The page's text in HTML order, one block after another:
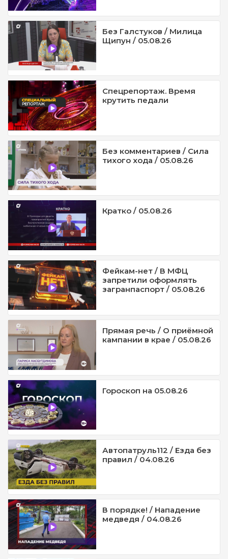
Без Галстуков / Милица
Щипун / 05.08.26
Спецрепортаж. Время
крутить педали
Без комментариев / Сила
тихого хода / 05.08.26
Кратко / 05.08.26
Фейкам-нет / В МФЦ
запретили оформлять
загранпаспорт / 05.08.26
Прямая речь / О приёмной
кампании в крае / 05.08.26
Гороскоп на 05.08.26
Автопатруль112 / Езда без
правил / 04.08.26
В порядке! / Нападение
медведя / 04.08.26